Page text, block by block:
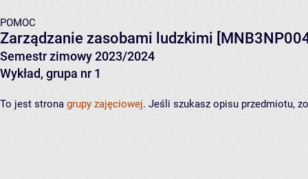
POMOC
Zarządzanie zasobami ludzkimi
Semestr zimowy 2023/2024
Wykład, grupa nr 1
To jest strona grupy zajęciowej. Jeśli szukasz opisu przedmiotu,